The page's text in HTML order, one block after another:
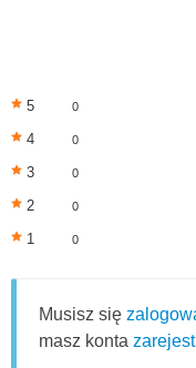
5 0
4 0
3 0
2 0
1 0
Musisz się
masz konta